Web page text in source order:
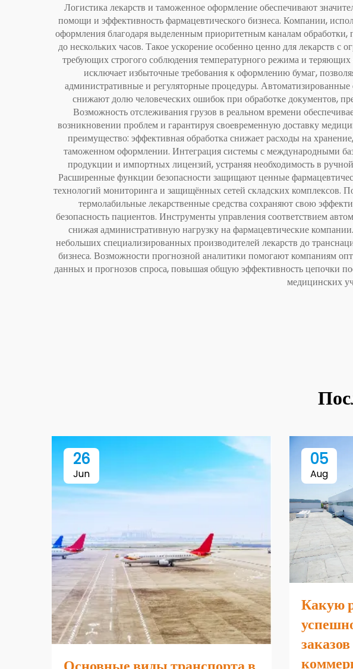
Логистика лекарств и таможенное оформление обеспечивают
помощи и эффективность фармацевтического бизнеса. Компании,
оформления благодаря выделенным приоритетным каналам
до нескольких часов. Такое ускорение особенно ценно для лекарств
требующих строгого соблюдения температурного режима и
исключает избыточные требования к оформлению бумаг,
административные и регуляторные процедуры.
снижают долю человеческих ошибок при обработке документов,
Возможность отслеживания грузов в реальном времени
возникновении проблем и гарантируя своевременную доставку
преимущество: эффективная обработка снижает расходы на
таможенном оформлении. Интеграция системы с международными
продукции и импортных лицензий, устраняя необходимость в
Расширенные функции безопасности защищают ценные
технологий мониторинга и защищённых сетей складских комплексов.
термолабильные лекарственные средства сохраняют свою
безопасность пациентов. Инструменты управления соответствием
снижая административную нагрузку на фармацевтические
небольших специализированных производителей лекарств до
бизнеса. Возможности прогнозной аналитики помогают компаниям
данных и прогнозов спроса, повышая общую эффективность цепочки
медицинских
26
Jun
05
Aug
Какую